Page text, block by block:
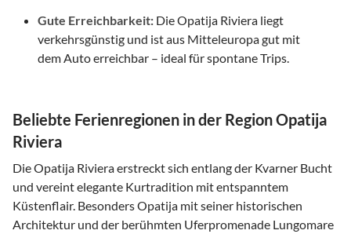
Gute Erreichbarkeit: Die Opatija Riviera liegt
verkehrsgünstig und ist aus Mitteleuropa gut mit
dem Auto erreichbar – ideal für spontane Trips.
Beliebte Ferienregionen in der Region Opatija
Riviera
Die Opatija Riviera erstreckt sich entlang der Kvarner Bucht
und vereint elegante Kurtradition mit entspanntem
Küstenflair. Besonders Opatija mit seiner historischen
Architektur und der berühmten Uferpromenade Lungomare